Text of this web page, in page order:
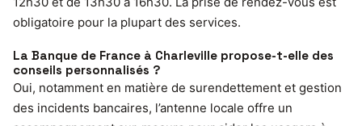
obligatoire pour la plupart des services.
La Banque de France à Charleville propose-t-elle des
conseils personnalisés ?
Oui, notamment en matière de surendettement et gestion
des incidents bancaires, l’antenne locale offre un